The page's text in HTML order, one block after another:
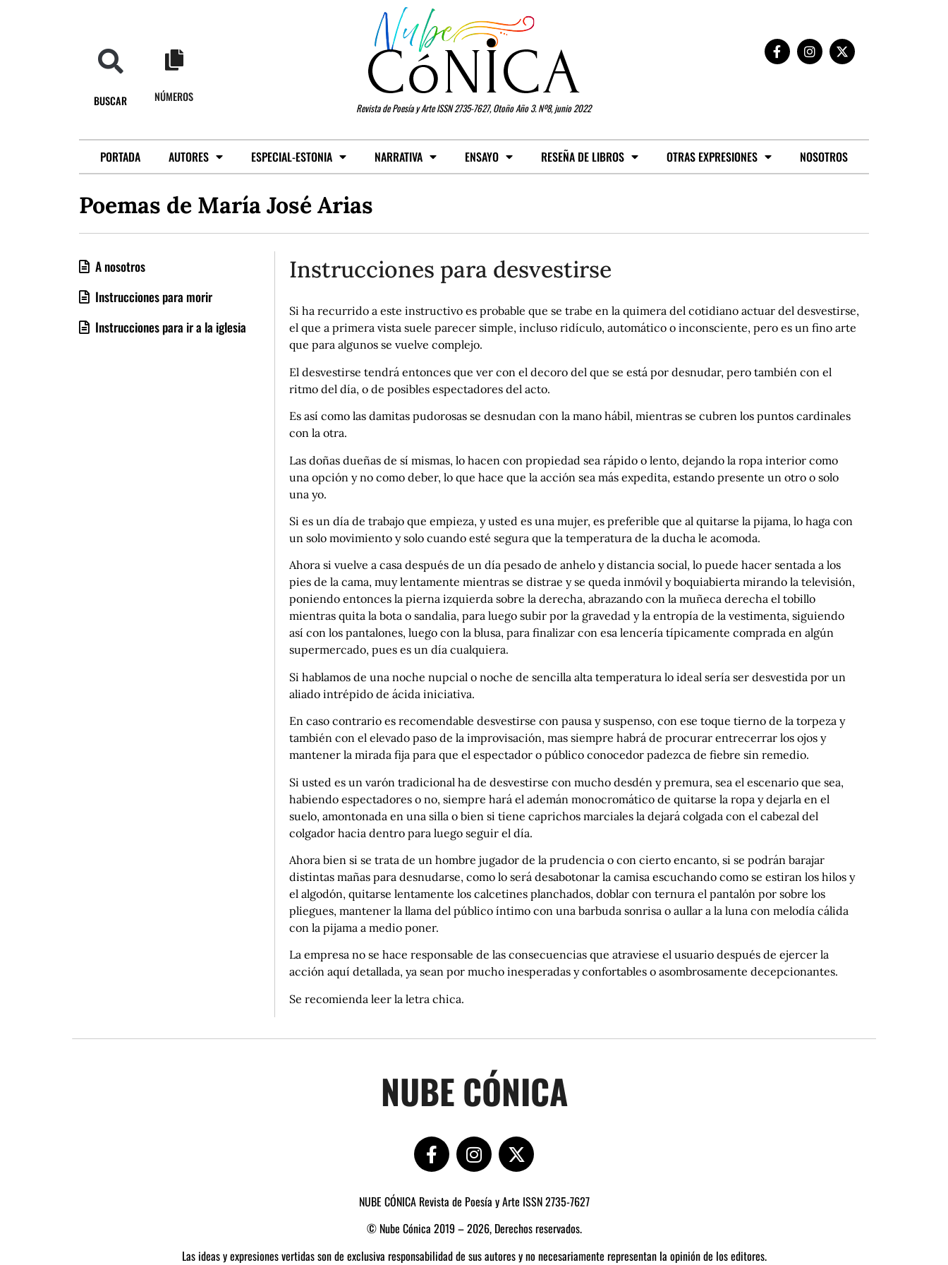
BUSCAR NÚMEROS
Revista de Poesía y Arte ISSN 2735-7627, Otoño Año 3. Nº8, junio 2022
PORTADA AUTORES ESPECIAL-ESTONIA NARRATIVA ENSAYO RESEÑA DE LIBROS OTRAS EXPRESIONES NOSOTROS
Poemas de María José Arias
A nosotros
Instrucciones para morir
Instrucciones para ir a la iglesia
Instrucciones para desvestirse
Si ha recurrido a este instructivo es probable que se trabe en la quimera del cotidiano actuar del desvestirse,
el que a primera vista suele parecer simple, incluso ridículo, automático o inconsciente, pero es un fino arte
que para algunos se vuelve complejo.
El desvestirse tendrá entonces que ver con el decoro del que se está por desnudar, pero también con el
ritmo del día, o de posibles espectadores del acto.
Es así como las damitas pudorosas se desnudan con la mano hábil, mientras se cubren los puntos cardinales
con la otra.
Las doñas dueñas de sí mismas, lo hacen con propiedad sea rápido o lento, dejando la ropa interior como
una opción y no como deber, lo que hace que la acción sea más expedita, estando presente un otro o solo
una yo.
Si es un día de trabajo que empieza, y usted es una mujer, es preferible que al quitarse la pijama, lo haga con
un solo movimiento y solo cuando esté segura que la temperatura de la ducha le acomoda.
Ahora si vuelve a casa después de un día pesado de anhelo y distancia social, lo puede hacer sentada a los
pies de la cama, muy lentamente mientras se distrae y se queda inmóvil y boquiabierta mirando la televisión,
poniendo entonces la pierna izquierda sobre la derecha, abrazando con la muñeca derecha el tobillo
mientras quita la bota o sandalia, para luego subir por la gravedad y la entropía de la vestimenta, siguiendo
así con los pantalones, luego con la blusa, para finalizar con esa lencería típicamente comprada en algún
supermercado, pues es un día cualquiera.
Si hablamos de una noche nupcial o noche de sencilla alta temperatura lo ideal sería ser desvestida por un
aliado intrépido de ácida iniciativa.
En caso contrario es recomendable desvestirse con pausa y suspenso, con ese toque tierno de la torpeza y
también con el elevado paso de la improvisación, mas siempre habrá de procurar entrecerrar los ojos y
mantener la mirada fija para que el espectador o público conocedor padezca de fiebre sin remedio.
Si usted es un varón tradicional ha de desvestirse con mucho desdén y premura, sea el escenario que sea,
habiendo espectadores o no, siempre hará el ademán monocromático de quitarse la ropa y dejarla en el
suelo, amontonada en una silla o bien si tiene caprichos marciales la dejará colgada con el cabezal del
colgador hacia dentro para luego seguir el día.
Ahora bien si se trata de un hombre jugador de la prudencia o con cierto encanto, si se podrán barajar
distintas mañas para desnudarse, como lo será desabotonar la camisa escuchando como se estiran los hilos y
el algodón, quitarse lentamente los calcetines planchados, doblar con ternura el pantalón por sobre los
pliegues, mantener la llama del público íntimo con una barbuda sonrisa o aullar a la luna con melodía cálida
con la pijama a medio poner.
La empresa no se hace responsable de las consecuencias que atraviese el usuario después de ejercer la
acción aquí detallada, ya sean por mucho inesperadas y confortables o asombrosamente decepcionantes.
Se recomienda leer la letra chica.
NUBE CÓNICA
NUBE CÓNICA Revista de Poesía y Arte ISSN 2735-7627
© Nube Cónica 2019 – 2026, Derechos reservados.
Las ideas y expresiones vertidas son de exclusiva responsabilidad de sus autores y no necesariamente representan la opinión de los editores.